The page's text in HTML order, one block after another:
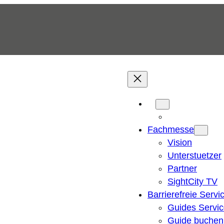
Fachmesse
Vision
Unterstuetzer
Partner
SightCity TV
Barrierefreie
Guides
Guide buchen